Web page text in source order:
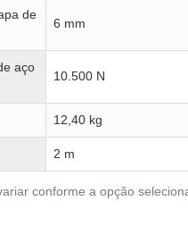
de
6 mm
aço
10.500 N
12,40 kg
2 m
conforme a opção